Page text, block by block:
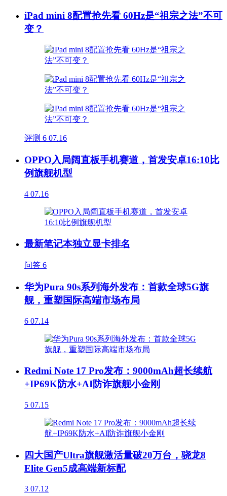
iPad mini 8配置抢先看 60Hz是“祖宗之法”不可
变？
评测 6 07.16
OPPO入局阔直板手机赛道，首发安卓16:10比
例旗舰机型
4 07.16
最新笔记本独立显卡排名
问答 6
华为Pura 90s系列海外发布：首款全球5G旗
舰，重塑国际高端市场布局
6 07.14
Redmi Note 17 Pro发布：9000mAh超长续航
+IP69K防水+AI防诈旗舰小金刚
5 07.15
四大国产Ultra旗舰激活量破20万台，骁龙8
Elite Gen5成高端新标配
3 07.12